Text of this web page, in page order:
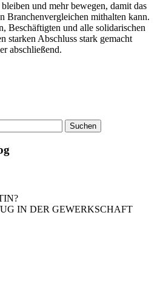
und mehr bewegen, damit das
Branchenvergleichen mithalten kann.
Beschäftigten und alle solidarischen
starken Abschluss stark gemacht
abschließend.
IN DER GEWERKSCHAFT